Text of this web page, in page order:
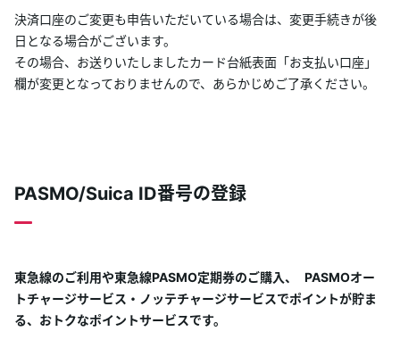
決済口座のご変更も申告いただいている場合は、変更手続きが後
日となる場合がございます。
その場合、お送りいたしましたカード台紙表面「お支払い口座」
欄が変更となっておりませんので、あらかじめご了承ください。
PASMO/Suica ID番号の登録
東急線のご利用や東急線PASMO定期券のご購入、 PASMOオー
トチャージサービス・ノッテチャージサービスでポイントが貯ま
る、おトクなポイントサービスです。